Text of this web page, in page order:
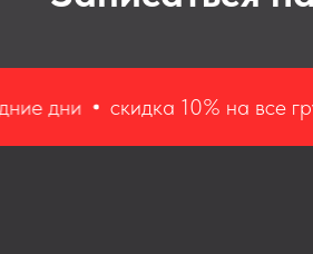
скидка 10% на все